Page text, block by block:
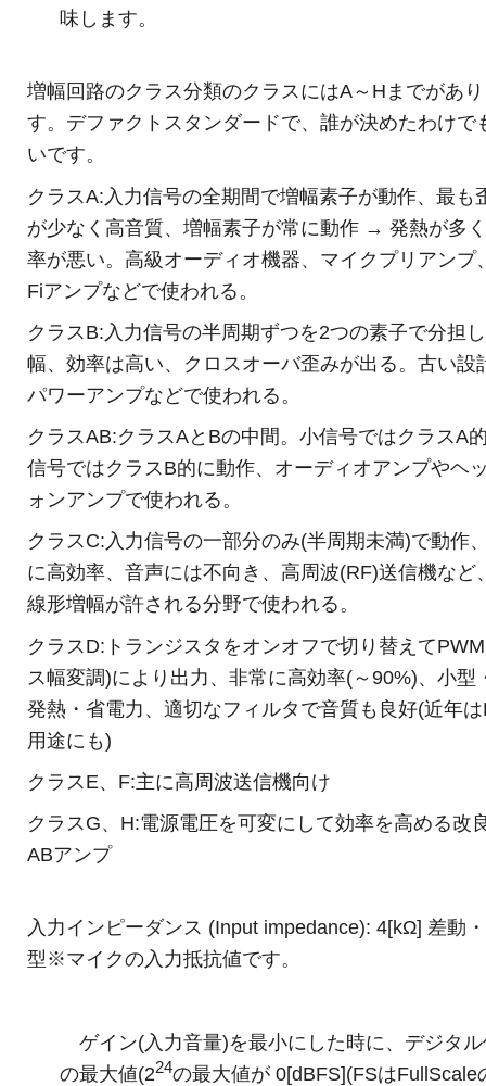
味します。
増幅回路のクラス分類のクラスにはA～Hまでがあ
す。デファクトスタンダードで、誰が決めたわけで
いです。
クラスA:入力信号の全期間で増幅素子が動作、最も
が少なく高音質、増幅素子が常に動作 → 発熱が多
率が悪い。高級オーディオ機器、マイクプリアンプ
Fiアンプなどで使われる。
クラスB:入力信号の半周期ずつを2つの素子で分担
幅、効率は高い、クロスオーバ歪みが出る。古い設
パワーアンプなどで使われる。
クラスAB:クラスAとBの中間。小信号ではクラスA
信号ではクラスB的に動作、オーディオアンプやヘ
ォンアンプで使われる。
クラスC:入力信号の一部分のみ(半周期未満)で動作
に高効率、音声には不向き、高周波(RF)送信機など
線形増幅が許される分野で使われる。
クラスD:トランジスタをオンオフで切り替えて
ス幅変調)により出力、非常に高効率(～90%)、小型
発熱・省電力、適切なフィルタで音質も良好(近年
用途にも)
クラスE、F:主に高周波送信機向け
クラスG、H:電源電圧を可変にして効率を高める改
ABアンプ
入力インピーダンス (Input impedance): 4[kΩ] 差動
型※マイクの入力抵抗値です。
ゲイン(入力音量)を最小にした時に、デジタ
の最大値(224の最大値が 0[dBFS](FSはFullScale